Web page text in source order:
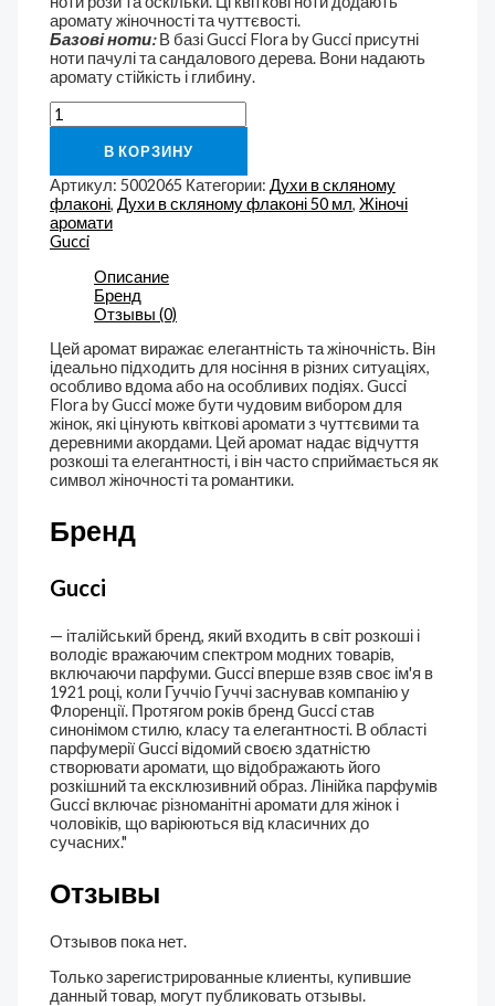
аромату жіночності та чуттєвості.
Базові ноти: В базі Gucci Flora by Gucci присутні
ноти пачулі та сандалового дерева. Вони надають
аромату стійкість і глибину.
В КОРЗИНУ
Артикул:5002065 Категории:Духи в скляному
флаконі,Духи в скляному флаконі 50 мл,Жіночі
аромати
Gucci
Описание
Бренд
Отзывы (0)
Цей аромат виражає елегантність та жіночність. Він
ідеально підходить для носіння в різних ситуаціях,
особливо вдома або на особливих подіях. Gucci
Flora by Gucci може бути чудовим вибором для
жінок, які цінують квіткові аромати з чуттєвими та
деревними акордами. Цей аромат надає відчуття
розкоші та елегантності, і він часто сприймається як
символ жіночності та романтики.
Бренд
Gucci
— італійський бренд, який входить в світ розкоші і
володіє вражаючим спектром модних товарів,
включаючи парфуми. Gucci вперше взяв своє ім'я в
1921 році, коли Гуччіо Гуччі заснував компанію у
Флоренції. Протягом років бренд Gucci став
синонімом стилю, класу та елегантності. В області
парфумерії Gucci відомий своєю здатністю
створювати аромати, що відображають його
розкішний та ексклюзивний образ. Лінійка парфумів
Gucci включає різноманітні аромати для жінок і
чоловіків, що варіюються від класичних до
сучасних."
Отзывы
Отзывов пока нет.
Только зарегистрированные клиенты, купившие
данный товар, могут публиковать отзывы.